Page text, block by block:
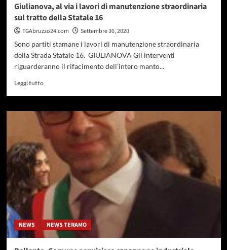
Giulianova, al via i lavori di manutenzione straordinaria
sul tratto della Statale 16
TGAbruzzo24.com
Settembre 30, 2020
Sono partiti stamane i lavori di manutenzione straordinaria
della Strada Statale 16. GIULIANOVA Gli interventi
riguarderanno il rifacimento dell’intero manto...
Leggi tuttoLeggi
su
Giulianova,
via
i
lavori
di
manutenzione
straordinaria
sul
Statale
16
NEWS NEWS TERAMO